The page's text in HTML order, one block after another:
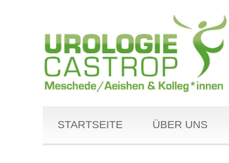
STARTSEITE ÜBER UNS